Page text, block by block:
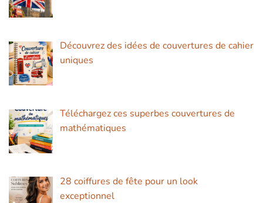
Découvrez des idées de couvertures de cahier
uniques
Téléchargez ces superbes couvertures de
mathématiques
28 coiffures de fête pour un look
exceptionnel